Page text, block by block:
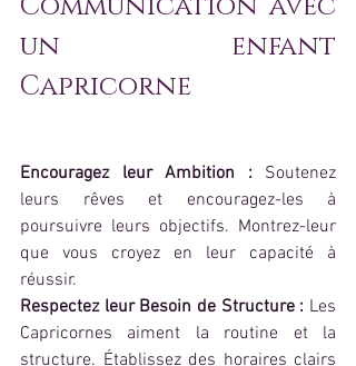
un enfant
Capricorne
Encouragez leur Ambition : Soutenez
leurs rêves et encouragez-les à
poursuivre leurs objectifs. Montrez-leur
que vous croyez en leur capacité à
réussir.
Respectez leur Besoin de Structure : Les
Capricornes aiment la routine et la
structure. Établissez des horaires clairs